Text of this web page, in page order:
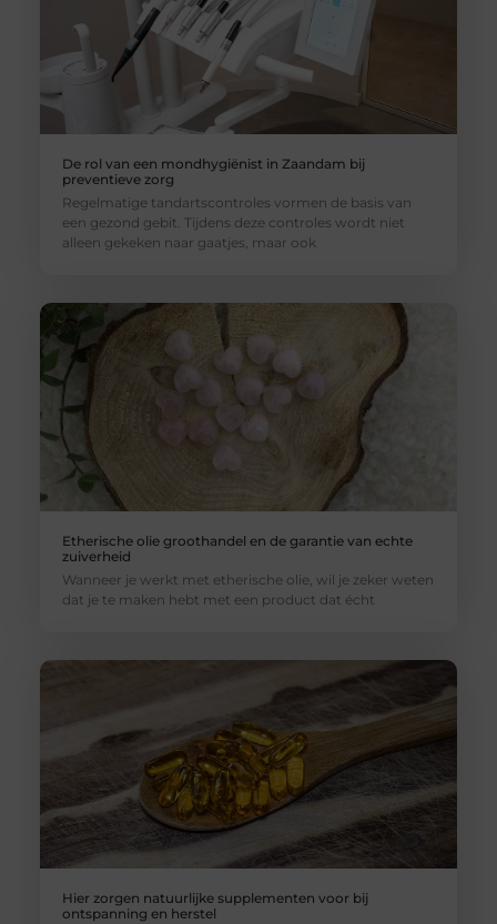
De rol van een mondhygiënist in Zaandam bij
preventieve zorg
Regelmatige tandartscontroles vormen de basis van
een gezond gebit. Tijdens deze controles wordt niet
alleen gekeken naar gaatjes, maar ook
Etherische olie groothandel en de garantie van echte
zuiverheid
Wanneer je werkt met etherische olie, wil je zeker weten
dat je te maken hebt met een product dat écht
Hier zorgen natuurlijke supplementen voor bij
ontspanning en herstel